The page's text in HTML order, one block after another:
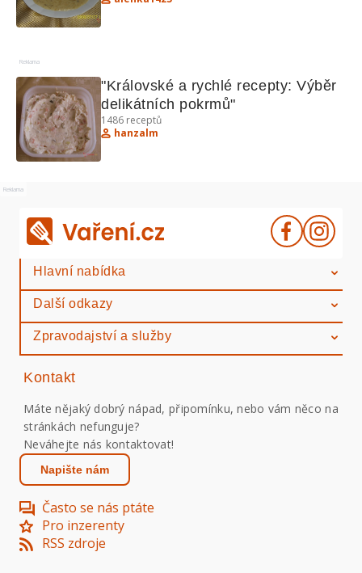
Reklama
"Královské a rychlé recepty: Výběr
delikátních pokrmů"
1486 receptů
hanzalm
Reklama
Hlavní nabídka
Další odkazy
Zpravodajství a služby
Kontakt
Máte nějaký dobrý nápad, připomínku, nebo vám něco na
stránkách nefunguje?
Neváhejte nás kontaktovat!
Napište nám
Často se nás ptáte
Pro inzerenty
RSS zdroje